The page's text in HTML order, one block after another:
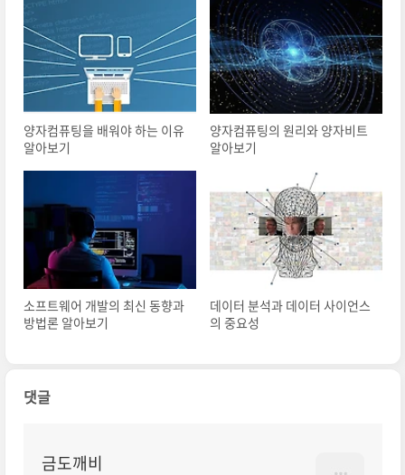
양자컴퓨팅을 배워야 하는 이유
알아보기
양자컴퓨팅의 원리와 양자비트
알아보기
소프트웨어 개발의 최신 동향과
방법론 알아보기
데이터 분석과 데이터 사이언스
의 중요성
댓글
금도깨비